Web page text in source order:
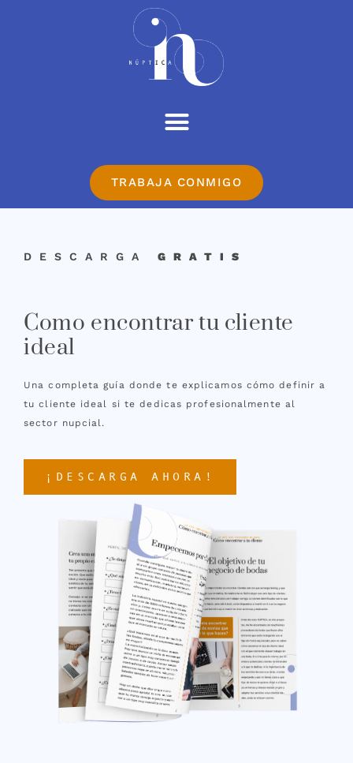
TRABAJA CONMIGO
DESCARGA GRATIS
Como encontrar tu cliente
ideal
Una completa guía donde te explicamos cómo definir a
tu cliente ideal si te dedicas profesionalmente al
sector nupcial.
¡DESCARGA AHORA!